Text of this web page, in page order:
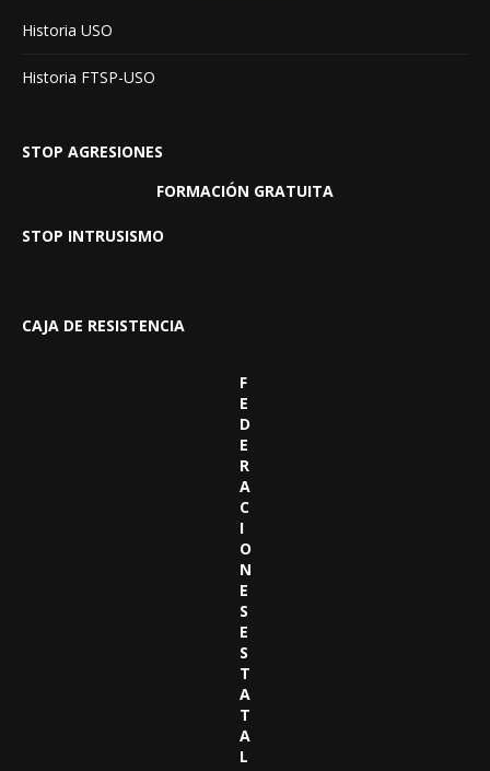
Historia USO
Historia FTSP-USO
STOP AGRESIONES
FORMACIÓN GRATUITA
STOP INTRUSISMO
CAJA DE RESISTENCIA
F
E
D
E
R
A
C
I
O
N
E
S
E
S
T
A
T
A
L